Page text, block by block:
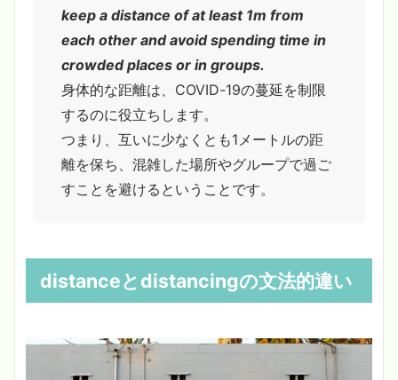
keep a distance of at least 1m from
each other and avoid spending time in
crowded places or in groups.
身体的な距離は、COVID-19の蔓延を制限
するのに役立ちします。
つまり、互いに少なくとも1メートルの距
離を保ち、混雑した場所やグループで過ご
すことを避けるということです。
distanceとdistancingの文法的違い